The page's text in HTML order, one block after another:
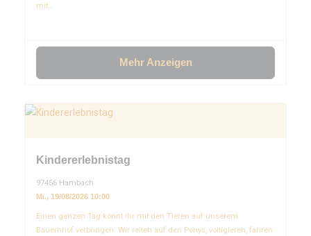
mit…
Mehr Anzeigen
Kindererlebnistag
97456 Hambach
Mi., 19/08/2026 10:00
Einen ganzen Tag könnt ihr mit den Tieren auf unserem
Bauernhof verbringen. Wir reiten auf den Ponys, voltigieren, fahren